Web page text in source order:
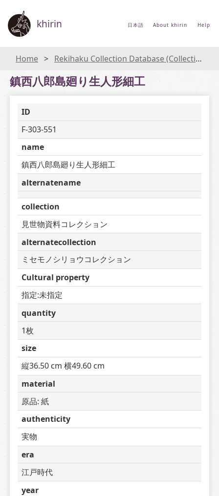
khirin 日本語 About khirin Help
Home Rekihaku Collection Database (Collections Database of the National Museum of Japanese History)
鎮西八郎島廻り生人形細工
ID
F-303-551
name
鎮西八郎島廻り生人形細工
alternatename
collection
見世物資料コレクション
alternatecollection
ミセモノシリョウコレクション
Cultural property
指定:未指定
quantity
1枚
size
縦36.50 cm 横49.60 cm
material
原品: 紙
authenticity
実物
era
江戸時代
year